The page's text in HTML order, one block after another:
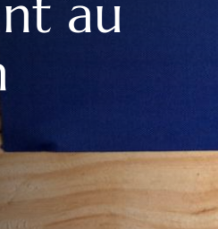
au